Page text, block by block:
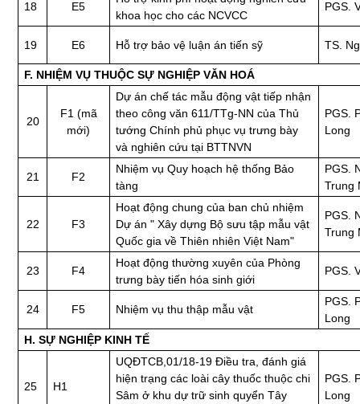
18 E5
khoa học cho các NCVCC
PGS.
19 E6 Hỗ trợ bảo vệ luận án tiến sỹ TS.
F. NHIỆM VỤ THUỘC SỰ NGHIỆP VĂN HOÁ
20
F1 (mã
mới)
Dự án chế tác mẫu động vật tiếp nhận
theo công văn 611/TTg-NN của Thủ
tướng Chính phủ phục vụ trưng bày
và nghiên cứu tại BTTNVN
PGS.
Long
21 F2
Nhiệm vụ Quy hoạch hệ thống Bảo
tàng
PGS.
Trung
22 F3
Hoạt động chung của ban chủ nhiệm
Dự án " Xây dựng Bộ sưu tập mẫu vật
Quốc gia về Thiên nhiên Việt Nam"
PGS.
Trung
23 F4
Hoạt động thường xuyên của Phòng
trưng bày tiến hóa sinh giới
PGS.
24 F5 Nhiệm vụ thu thập mẫu vật
PGS.
Long
H. SỰ NGHIỆP KINH TẾ
25 H1
UQĐTCB,01/18-19 Điều tra, đánh giá
hiện trạng các loài cây thuốc thuộc chi
Sâm ở khu dự trữ sinh quyển Tây
PGS.
Long